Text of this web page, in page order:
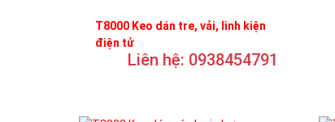
T8000 Keo dán tre, vải, linh kiện
điện tử
Liên hệ: 0938454791